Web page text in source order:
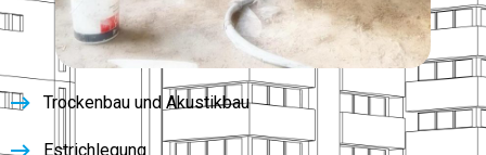
Trockenbau und Akustikbau
Estrichlegung